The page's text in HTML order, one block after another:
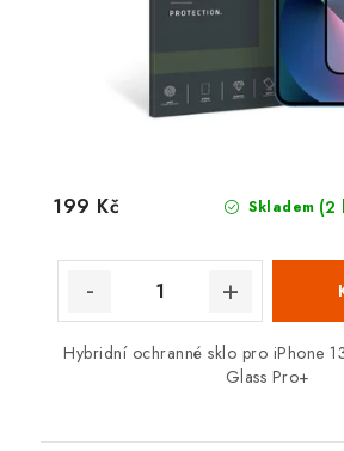
Skladem (2
199 Kč
Hybridní ochranné sklo pro iPhone
Glass Pro+